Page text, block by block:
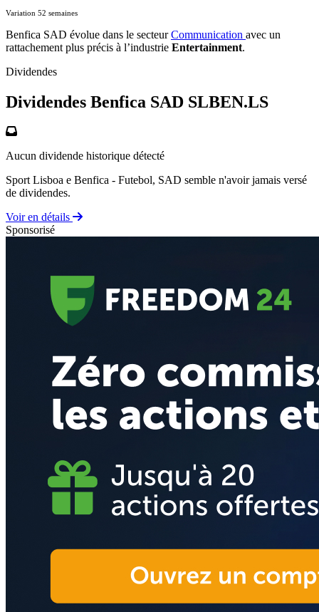
Variation 52 semaines
Benfica SAD évolue dans le secteurCommunication avec un
rattachement plus précis à l’industrie Entertainment.
Dividendes
Dividendes Benfica SAD SLBEN.LS
Aucun dividende historique détecté
Sport Lisboa e Benfica - Futebol, SAD semble n'avoir jamais versé
de dividendes.
Voir en détails
Sponsorisé